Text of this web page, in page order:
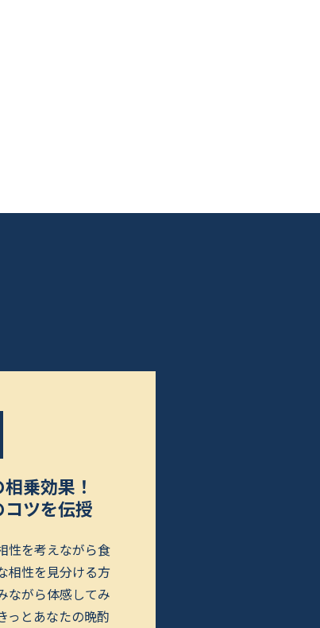
乗効果！
コツを伝授
性を考えながら食
相性を見分ける方
ながら体感してみ
っとあなたの晩酌